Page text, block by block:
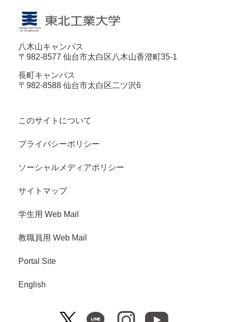
八木山キャンパス
〒982-8577 仙台市太白区八木山香澄町35-1
長町キャンパス
〒982-8588 仙台市太白区二ツ沢6
このサイトについて
プライバシーポリシー
ソーシャルメディアポリシー
サイトマップ
学生用 Web Mail
教職員用 Web Mail
Portal Site
English